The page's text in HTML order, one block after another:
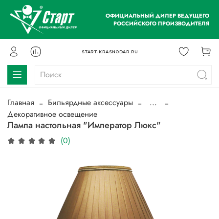
ОФИЦИАЛЬНЫЙ ДИЛЕР ВЕДУЩЕГО
РОССИЙСКОГО ПРОИЗВОДИТЕЛЯ
START-KRASNODAR.RU
Главная Бильярдные аксессуары
...
Декоративное освещение
Лампа настольная "Император Люкс"
(0)